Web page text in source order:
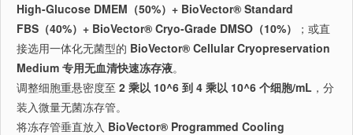
High-Glucose DMEM（50%）+ BioVector® Standard
FBS（40%）+ BioVector® Cryo-Grade DMSO（10%）
；或直
接选用一体化无菌型的 BioVector® Cellular Cryopreservation
Medium 专用无血清快速冻存液。
调整细胞重悬密度至 2 乘以 10^6 到 4 乘以 10^6 个细胞/mL ，分
装入微量无菌冻存管。
将冻存管垂直放入 BioVector® Programmed Cooling